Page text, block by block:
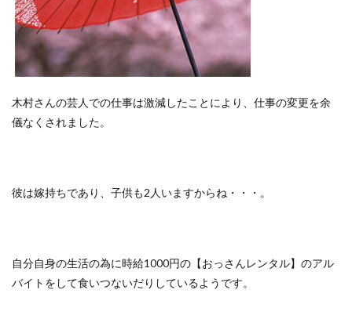
木村さんの芸人での仕事は激減したことにより、仕事の変更を余
儀なくされました。
彼は嫁持ちであり、子供も2人いますからね・・・。
自分自身の生活の為に時給1000円の【おっさんレンタル】のアル
バイトをして食いつないだりしているようです。